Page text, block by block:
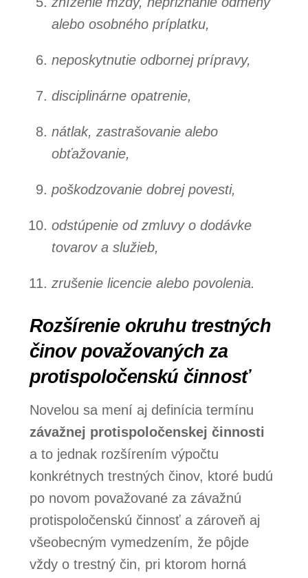
alebo osobného príplatku,
neposkytnutie odbornej prípravy,
disciplinárne opatrenie,
nátlak, zastrašovanie alebo
obťažovanie,
poškodzovanie dobrej povesti,
odstúpenie od zmluvy o dodávke
tovarov a služieb,
zrušenie licencie alebo povolenia.
Rozšírenie okruhu trestných
činov považovaných za
protispoločenskú činnosť
Novelou sa mení aj definícia termínu
závažnej protispoločenskej činnosti
a to jednak rozšírením výpočtu
konkrétnych trestných činov, ktoré budú
po novom považované za závažnú
protispoločenskú činnosť a zároveň aj
všeobecným vymedzením, že pôjde
vždy o trestný čin, pri ktorom horná